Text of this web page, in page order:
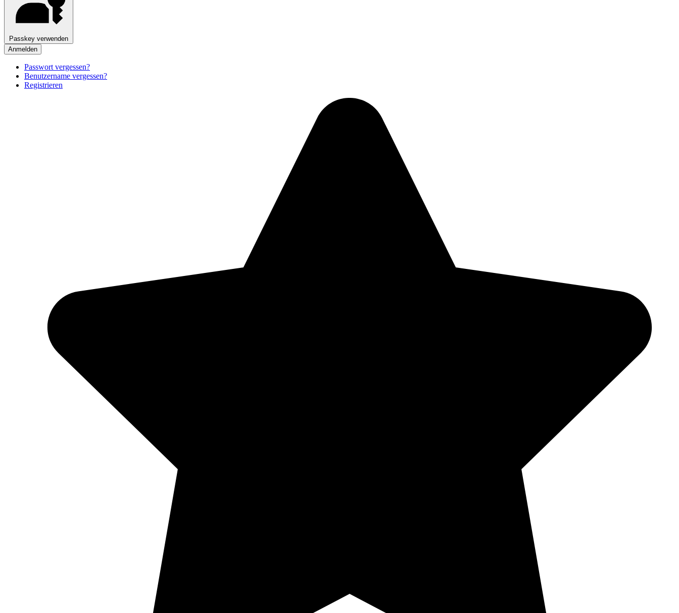
Passkey verwenden
Anmelden
Passwort vergessen?
Benutzername vergessen?
Registrieren